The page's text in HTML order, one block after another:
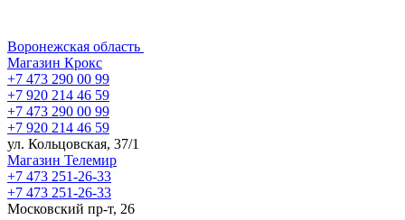
Воронежская область
Магазин Крокс
+7 473 290 00 99
+7 920 214 46 59
+7 473 290 00 99
+7 920 214 46 59
ул. Кольцовская, 37/1
Магазин Телемир
+7 473 251-26-33
+7 473 251-26-33
Московский пр-т, 26